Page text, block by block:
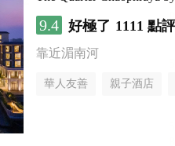
9.4 好極了 1111 點評
靠近湄南河
華人友善 親子酒店